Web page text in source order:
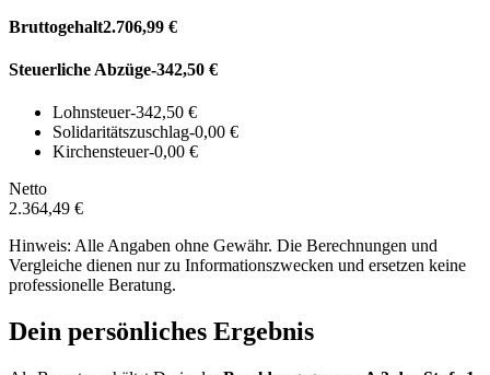
Bruttogehalt2.706,99 €
Steuerliche Abzüge-342,50 €
Lohnsteuer-342,50 €
Solidaritätszuschlag-0,00 €
Kirchensteuer-0,00 €
Netto
2.364,49 €
Hinweis: Alle Angaben ohne Gewähr. Die Berechnungen und
Vergleiche dienen nur zu Informationszwecken und ersetzen keine
professionelle Beratung.
Dein persönliches Ergebnis